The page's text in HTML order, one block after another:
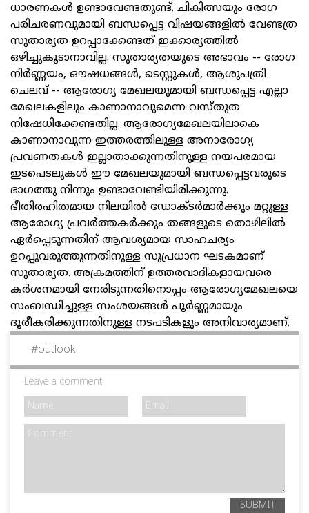
ധാരണകള്‍ ഉണ്ടാവേണ്ടതുണ്ട്. ചികിത്സയും രോഗ
പരിചരണവുമായി ബന്ധപ്പെട്ട വിഷയങ്ങളില്‍ വേണ്ടത്ര
സുതാര്യത ഉറപ്പാക്കേണ്ടത് ഇക്കാര്യത്തിൽ
ഒഴിച്ചുകൂടാനാവില്ല. സുതാര്യതയുടെ അഭാവം -- രോഗ
നിര്‍ണ്ണയം, ഔഷധങ്ങള്‍, ടെസ്റ്റുകള്‍, ആശുപത്രി
ചെലവ് -- ആരോഗ്യ മേഖലയുമായി ബന്ധപ്പെട്ട എല്ലാ
മേഖലകളിലും കാണാനാവുമെന്ന വസ്തുത
നിഷേധിക്കേണ്ടതില്ല. ആരോഗ്യമേഖലയിലാകെ
കാണാനാവുന്ന ഇത്തരത്തിലുള്ള അനാരോഗ്യ
പ്രവണതകള്‍ ഇല്ലാതാക്കുന്നതിനുള്ള നയപരമായ
ഇടപെടലുകള്‍ ഈ മേഖലയുമായി ബന്ധപ്പെട്ടവരുടെ
ഭാഗത്തു നിന്നും ഉണ്ടാവേണ്ടിയിരിക്കുന്നു.
ഭീതിരഹിതമായ നിലയില്‍ ഡോക്ടര്‍മാര്‍ക്കും മറ്റുള്ള
ആരോഗ്യ പ്രവര്‍ത്തകര്‍ക്കും തങ്ങളുടെ തൊഴിലില്‍
ഏര്‍പ്പെടുന്നതിന് ആവശ്യമായ സാഹചര്യം
ഉറപ്പുവരുത്തുന്നതിനുള്ള സുപ്രധാന ഘടകമാണ്
സുതാര്യത. അക്രമത്തിന് ഉത്തരവാദികളായവരെ
കര്‍ശനമായി നേരിടുന്നതിനൊപ്പം ആരോഗ്യമേഖലയെ
സംബന്ധിച്ചുള്ള സംശയങ്ങള്‍ പൂര്‍ണ്ണമായും
ദൂരീകരിക്കുന്നതിനുള്ള നടപടികളും അനിവാര്യമാണ്.
#outlook
Leave a comment
SUBMIT